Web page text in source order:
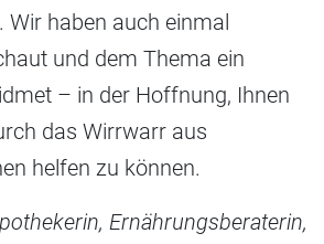
Wir haben auch einmal
und dem Thema ein
– in der Hoffnung, Ihnen
das Wirrwarr aus
helfen zu können.
Ernährungsberaterin,